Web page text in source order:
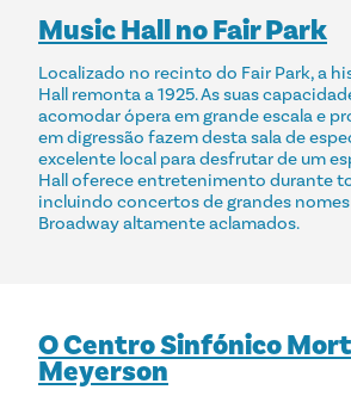
Music Hall no Fair Park
Localizado no recinto do Fair Park, a
Hall remonta a 1925. As suas
acomodar ópera em grande escala e
em digressão fazem desta sala de
excelente local para desfrutar de um
Hall oferece entretenimento durante
incluindo concertos de grandes
Broadway altamente aclamados.
O Centro Sinfónico
Meyerson